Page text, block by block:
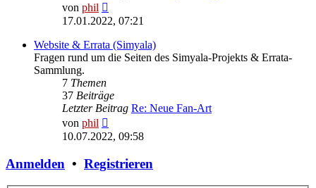
von phil
Beitrag
17.01.2022, 07:21
Website & Errata (Simyala)
Fragen rund um die Seiten des Simyala-Projekts & Errata-
Sammlung.
7 Themen
37 Beiträge
Letzter Beitrag Re: Neue Fan-Art
von phil
Beitrag
10.07.2022, 09:58
Anmelden • Registrieren